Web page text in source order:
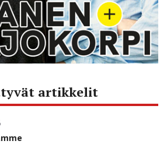
artikkelit